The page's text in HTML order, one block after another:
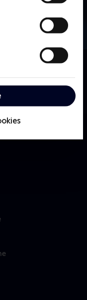
metal til